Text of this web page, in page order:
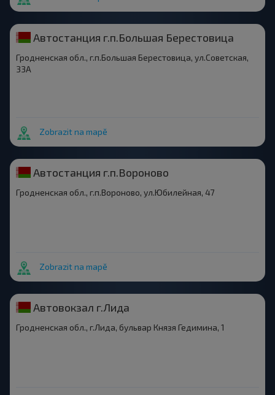
Автостанция г.п.Большая Берестовица
Гродненская обл., г.п.Большая Берестовица, ул.Советская,
33А
Zobrazit na mapě
Автостанция г.п.Вороново
Гродненская обл., г.п.Вороново, ул.Юбилейная, 47
Zobrazit na mapě
Автовокзал г.Лида
Гродненская обл., г.Лида, бульвар Князя Гедимина, 1